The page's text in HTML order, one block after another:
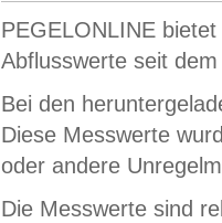
PEGELONLINE
Abflusswerte seit
Bei den
Diese Messwerte
oder andere
Die Messwerte sind